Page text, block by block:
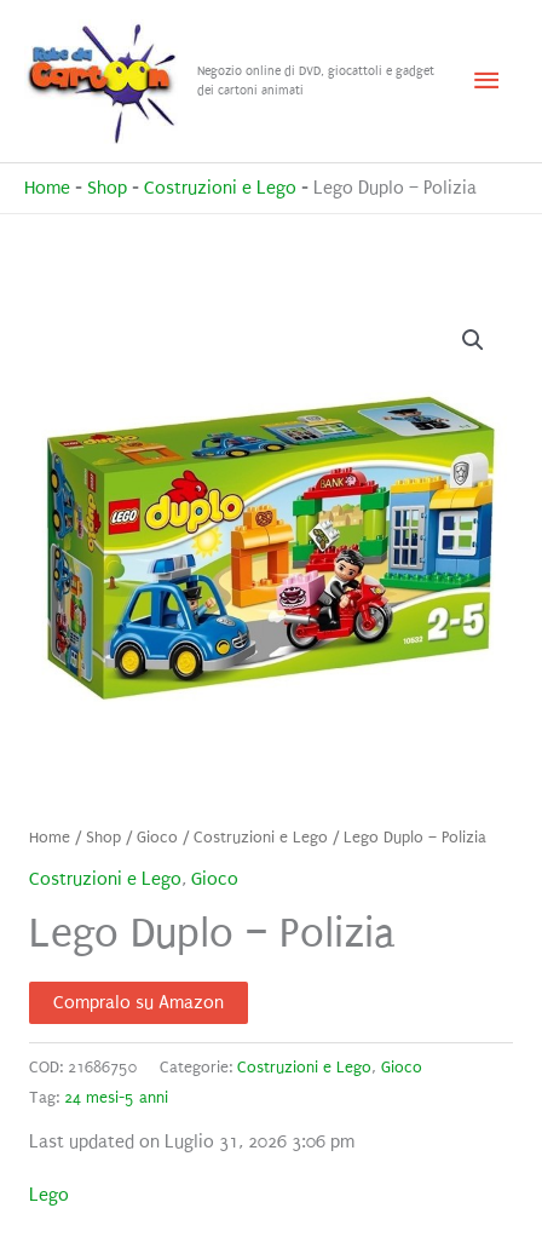
contenuto
Negozio online di DVD, giocattoli e gadget
dei cartoni animati
Menu
Home - Shop - Costruzioni e Lego - Lego Duplo – Polizia
Home/ Shop/Gioco /Costruzioni e Lego / Lego Duplo – Polizia
Costruzioni e Lego, Gioco
Lego Duplo – Polizia
Compralo su Amazon
COD: 21686750 Categorie: Costruzioni e Lego, Gioco
Tag: 24 mesi-5 anni
Last updated on Luglio 31, 2026 3:06 pm
Lego